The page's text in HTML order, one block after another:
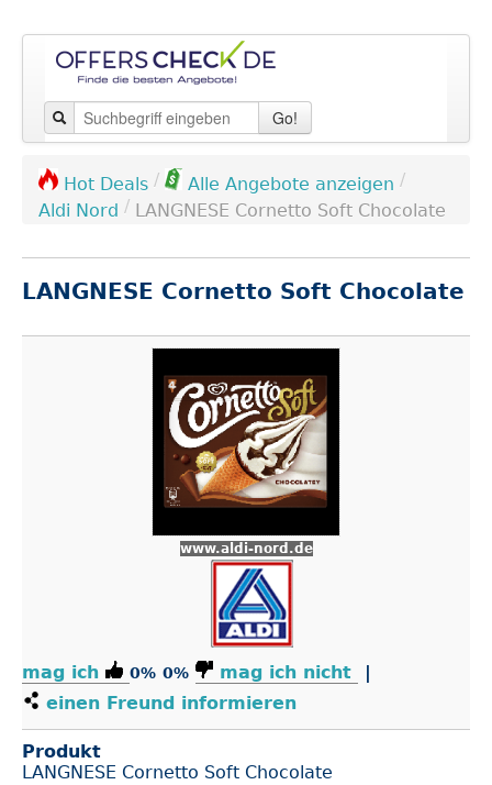
Go!
Hot Deals / Alle Angebote anzeigen /
Aldi Nord / LANGNESE Cornetto Soft Chocolate
LANGNESE Cornetto Soft Chocolate
www.aldi-nord.de
mag ich 0% 0% mag ich nicht
|
einen Freund informieren
Produkt
LANGNESE Cornetto Soft Chocolate